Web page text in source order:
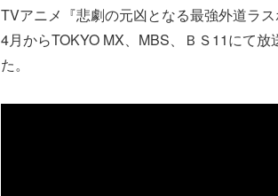
TVアニメ『悲劇の元凶となる最強外道ラ
4月からTOKYO MX、MBS、ＢＳ11にて
た。